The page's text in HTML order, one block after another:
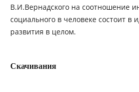
В.И.Вернадского на соотношение
социального в человеке состоит в
развития в целом.
Скачивания